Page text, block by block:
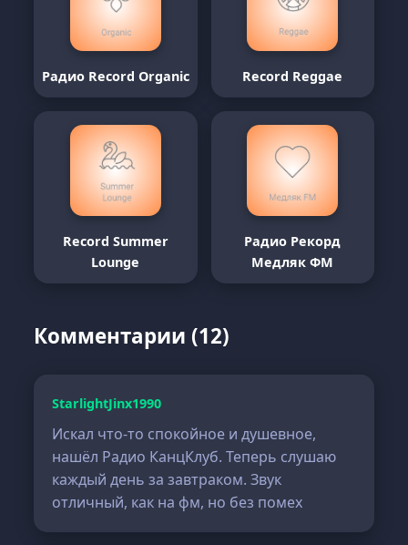
Радио Record Organic Record Reggae
Record Summer
Lounge
Радио Рекорд
Медляк ФМ
Комментарии (12)
StarlightJinx1990
Искал что-то спокойное и душевное,
нашёл Радио КанцКлуб. Теперь слушаю
каждый день за завтраком. Звук
отличный, как на фм, но без помех